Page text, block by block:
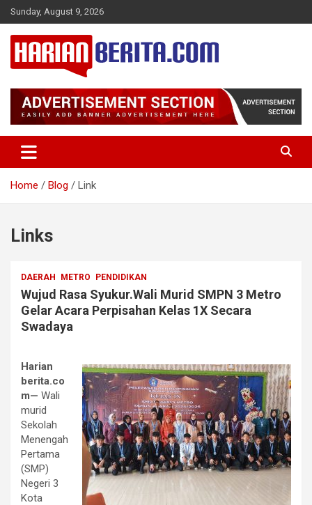
Skip
to
content
Sunday, August 9, 2026
Harian Berita
Home Blog Link
Links
DAERAH METRO PENDIDIKAN
Wujud Rasa Syukur.Wali Murid SMPN 3 Metro
Gelar Acara Perpisahan Kelas 1X Secara
Swadaya
Harian
berita.co
m— Wali
murid
Sekolah
Menengah
Pertama
(SMP)
Negeri 3
Kota